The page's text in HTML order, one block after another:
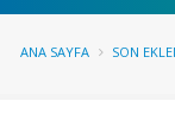
ANA SAYFA SON